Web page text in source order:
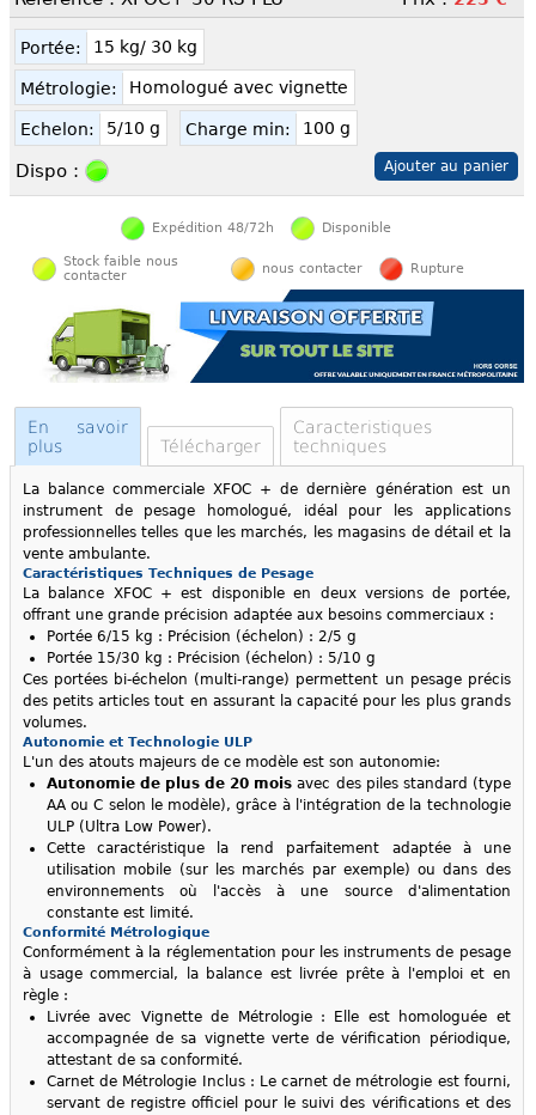
Portée: 15 kg/ 30 kg
Métrologie: Homologué avec vignette
Echelon: 5/10 g Charge min: 100 g
Dispo :
Expédition 48/72h Disponible
Stock faible nous
contacter
nous contacter Rupture
En savoir
plus
Télécharger
Caracteristiques
techniques
La balance commerciale XFOC + de dernière génération est un
instrument de pesage homologué, idéal pour les applications
professionnelles telles que les marchés, les magasins de détail et la
vente ambulante.
Caractéristiques Techniques de Pesage
La balance XFOC + est disponible en deux versions de portée,
offrant une grande précision adaptée aux besoins commerciaux :
Portée 6/15 kg : Précision (échelon) : 2/5 g
Portée 15/30 kg : Précision (échelon) : 5/10 g
Ces portées bi-échelon (multi-range) permettent un pesage précis
des petits articles tout en assurant la capacité pour les plus grands
volumes.
Autonomie et Technologie ULP
L'un des atouts majeurs de ce modèle est son autonomie:
Autonomie de plus de 20 mois avec des piles standard (type
AA ou C selon le modèle), grâce à l'intégration de la technologie
ULP (Ultra Low Power).
Cette caractéristique la rend parfaitement adaptée à une
utilisation mobile (sur les marchés par exemple) ou dans des
environnements où l'accès à une source d'alimentation
constante est limité.
Conformité Métrologique
Conformément à la réglementation pour les instruments de pesage
à usage commercial, la balance est livrée prête à l'emploi et en
règle :
Livrée avec Vignette de Métrologie : Elle est homologuée et
accompagnée de sa vignette verte de vérification périodique,
attestant de sa conformité.
Carnet de Métrologie Inclus : Le carnet de métrologie est fourni,
servant de registre officiel pour le suivi des vérifications et des